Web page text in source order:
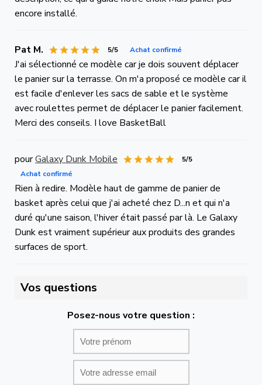
encore installé.
Pat M. 5/5 Achat confirmé
J'ai sélectionné ce modèle car je dois souvent déplacer
le panier sur la terrasse. On m'a proposé ce modèle car il
est facile d'enlever les sacs de sable et le système
avec roulettes permet de déplacer le panier facilement.
Merci des conseils. I love BasketBall
pourGalaxy Dunk Mobile
5/5
Achat confirmé
Rien à redire. Modèle haut de gamme de panier de
basket après celui que j'ai acheté chez D...n et qui n'a
duré qu'une saison, l'hiver était passé par là. Le Galaxy
Dunk est vraiment supérieur aux produits des grandes
surfaces de sport.
Vos questions
Posez-nous votre question :